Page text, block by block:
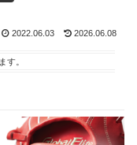
2022.06.03 2026.06.08
す。